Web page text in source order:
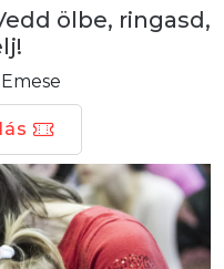
ölbe, ringasd,